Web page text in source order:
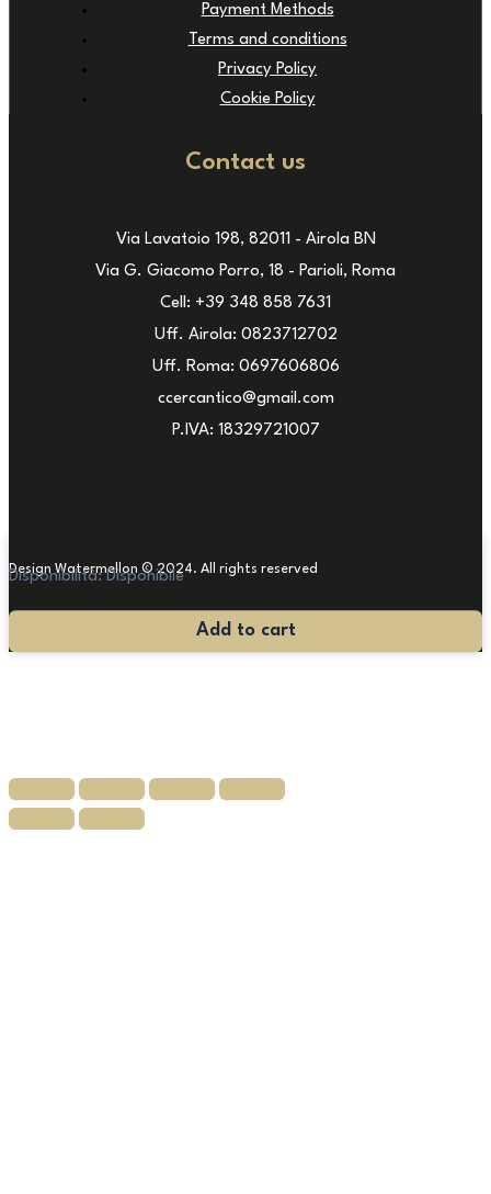
Payment Methods
Terms and conditions
Privacy Policy
Cookie Policy
Contact us
Via Lavatoio 198, 82011 - Airola BN
Via G. Giacomo Porro, 18 - Parioli, Roma
Cell: +39 348 858 7631
Uff. Airola: 0823712702
Uff. Roma: 0697606806
ccercantico@gmail.com
P.IVA: 18329721007
Design Watermellon © 2024. All rights reserved
Disponibilità: Disponibile
Comodini
Add to cart